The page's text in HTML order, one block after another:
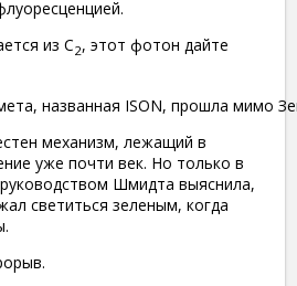
из C2, этот фотон дайте
названная ISON, прошла мимо
механизм, лежащий в
уже почти век. Но только в
руководством Шмидта выяснила,
светиться зеленым, когда